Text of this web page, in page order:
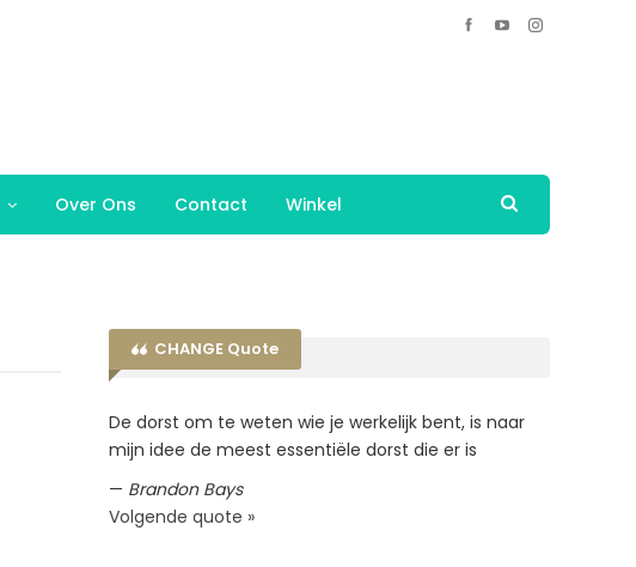
Over Ons Contact Winkel
CHANGE Quote
De dorst om te weten wie je werkelijk bent, is naar
mijn idee de meest essentiële dorst die er is
— Brandon Bays
Volgende quote »